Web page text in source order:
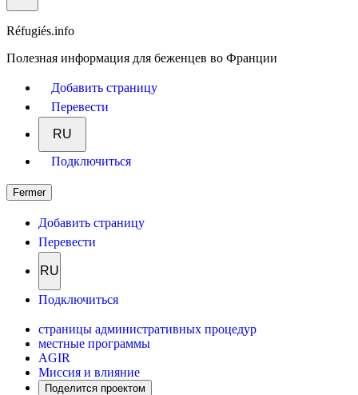
Réfugiés.info
Полезная информация для беженцев во Франции
Добавить страницу
Перевести
RU
Подключиться
Fermer
Добавить страницу
Перевести
RU
Подключиться
страницы административных процедур
местные программы
AGIR
Миссия и влияние
Поделится проектом